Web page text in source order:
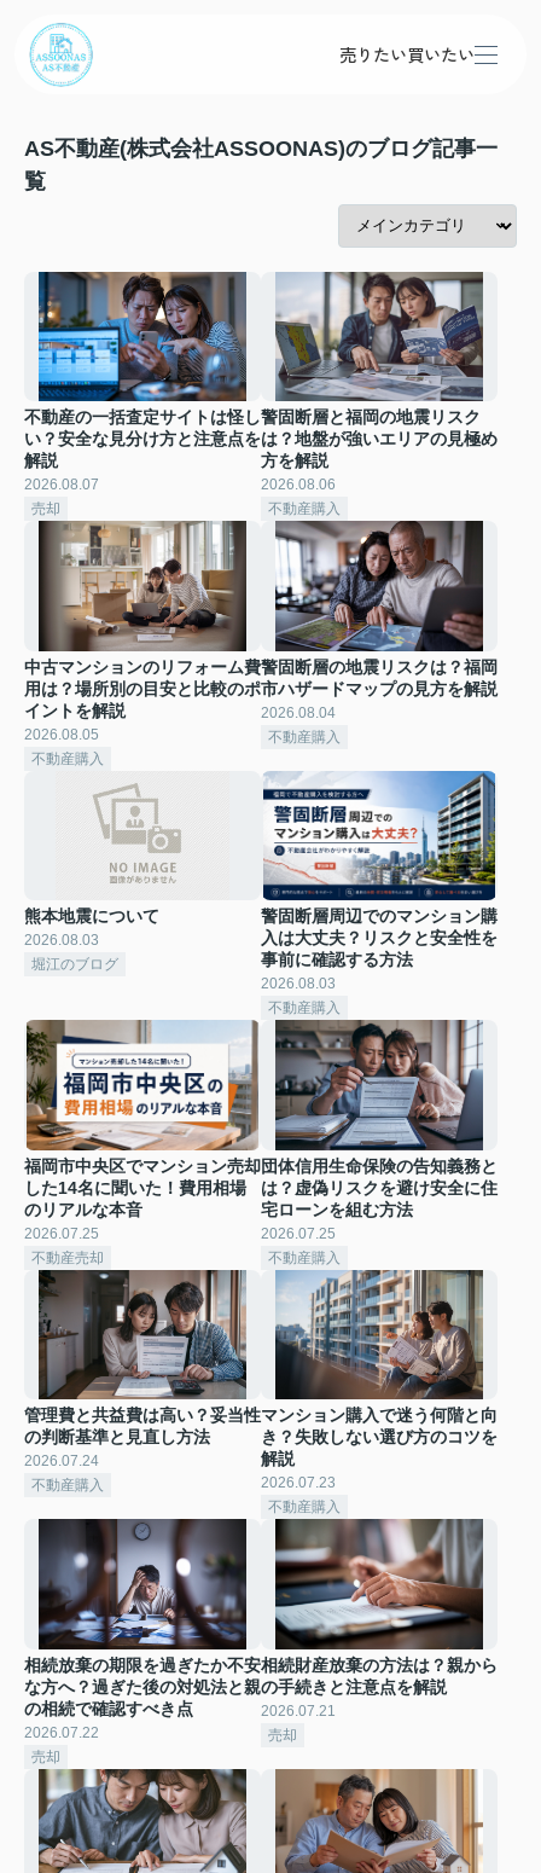
売りたい買いたい
AS不動産(株式会社ASSOONAS)のブログ記事一
覧
不動産の一括査定サイトは怪し
い？安全な見分け方と注意点を
解説
2026.08.07
売却
警固断層と福岡の地震リスク
は？地盤が強いエリアの見極め
方を解説
2026.08.06
不動産購入
中古マンションのリフォーム費
用は？場所別の目安と比較のポ
イントを解説
2026.08.05
不動産購入
警固断層の地震リスクは？福岡
市ハザードマップの見方を解説
2026.08.04
不動産購入
熊本地震について
2026.08.03
堀江のブログ
警固断層周辺でのマンション購
入は大丈夫？リスクと安全性を
事前に確認する方法
2026.08.03
不動産購入
福岡市中央区でマンション売却
した14名に聞いた！費用相場
のリアルな本音
2026.07.25
不動産売却
団体信用生命保険の告知義務と
は？虚偽リスクを避け安全に住
宅ローンを組む方法
2026.07.25
不動産購入
管理費と共益費は高い？妥当性
の判断基準と見直し方法
2026.07.24
不動産購入
マンション購入で迷う何階と向
き？失敗しない選び方のコツを
解説
2026.07.23
不動産購入
相続放棄の期限を過ぎたか不安
な方へ？過ぎた後の対処法と親
の相続で確認すべき点
2026.07.22
売却
相続財産放棄の方法は？親から
の手続きと注意点を解説
2026.07.21
売却